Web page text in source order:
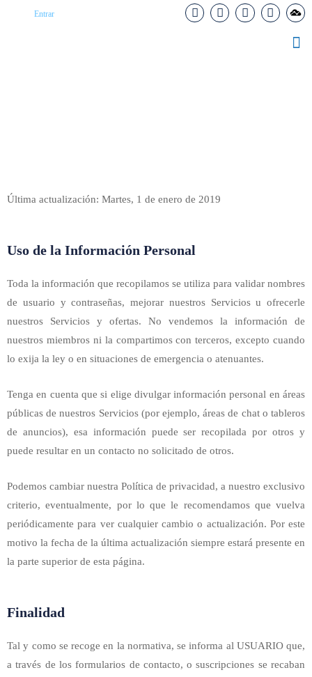
Entrar
Última actualización: Martes, 1 de enero de 2019
Uso de la Información Personal
Toda la información que recopilamos se utiliza para validar nombres
de usuario y contraseñas, mejorar nuestros Servicios u ofrecerle
nuestros Servicios y ofertas. No vendemos la información de
nuestros miembros ni la compartimos con terceros, excepto cuando
lo exija la ley o en situaciones de emergencia o atenuantes.
Tenga en cuenta que si elige divulgar información personal en áreas
públicas de nuestros Servicios (por ejemplo, áreas de chat o tableros
de anuncios), esa información puede ser recopilada por otros y
puede resultar en un contacto no solicitado de otros.
Podemos cambiar nuestra Política de privacidad, a nuestro exclusivo
criterio, eventualmente, por lo que le recomendamos que vuelva
periódicamente para ver cualquier cambio o actualización. Por este
motivo la fecha de la última actualización siempre estará presente en
la parte superior de esta página.
Finalidad
Tal y como se recoge en la normativa, se informa al USUARIO que,
a través de los formularios de contacto, o suscripciones se recaban